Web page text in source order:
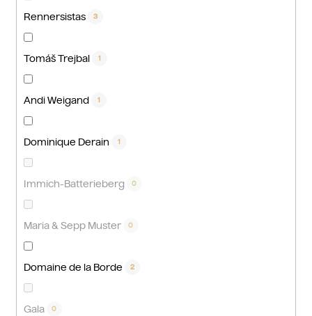
Rennersistas 3
Tomáš Trejbal 1
Andi Weigand 1
Dominique Derain 1
Immich-Batterieberg 0
Maria & Sepp Muster 0
Domaine de la Borde 2
Gala 0